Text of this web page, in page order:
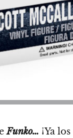
Funko… ¡Ya